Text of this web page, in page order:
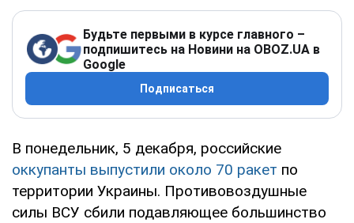
Будьте первыми в курсе главного –
подпишитесь на Новини на OBOZ.UA в
Google
Подписаться
В понедельник, 5 декабря, российские
оккупанты выпустили около 70 ракет по
территории Украины. Противовоздушные
силы ВСУ сбили подавляющее большинство